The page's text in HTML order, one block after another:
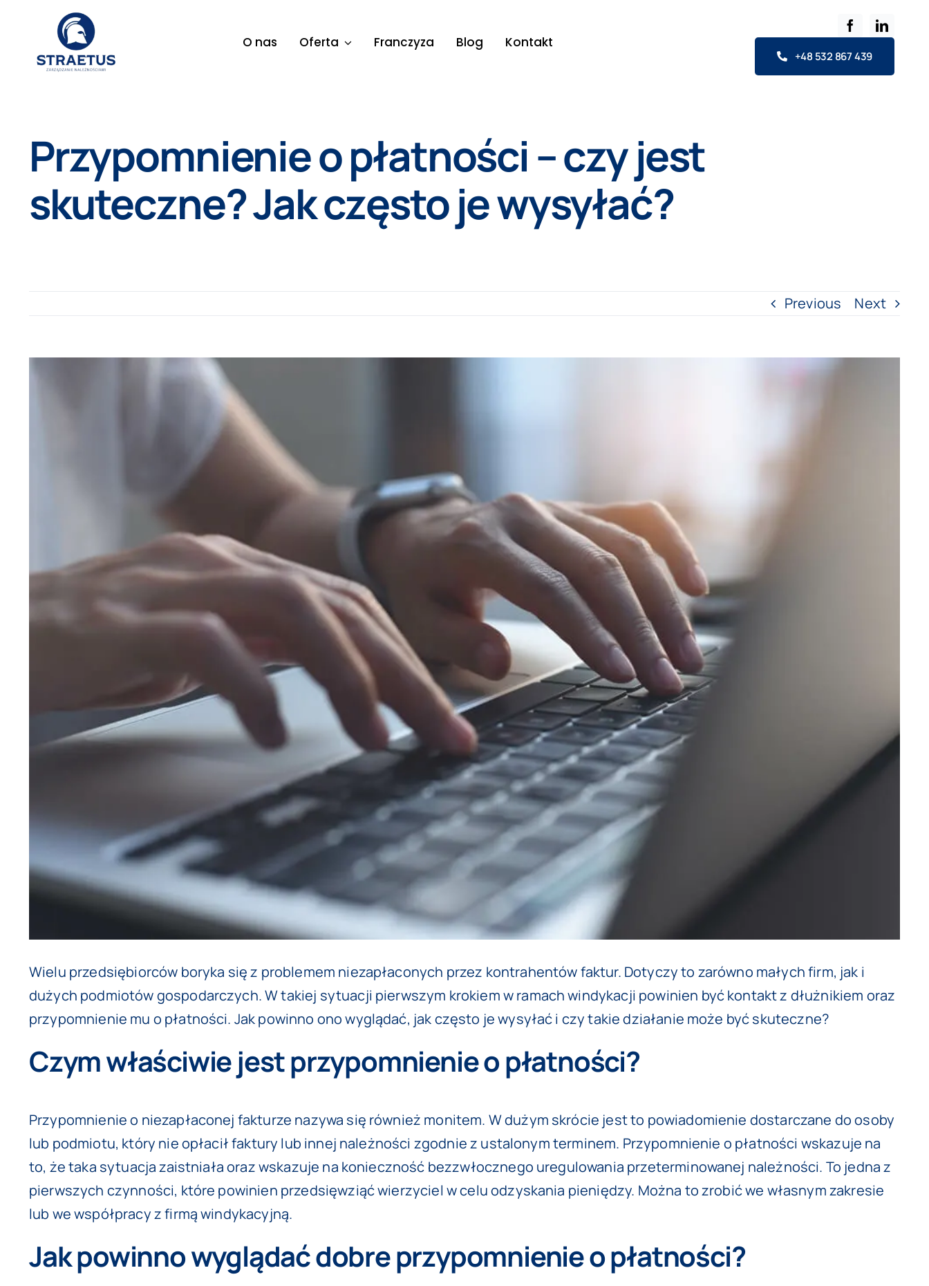
content
O nas Oferta Franczyza Blog Kontakt
+48 532 867 439
Przypomnienie o płatności – czy jest
skuteczne? Jak często je wysyłać?
Previous Next
Wielu przedsiębiorców boryka się z problemem niezapłaconych przez kontrahentów faktur. Dotyczy to zarówno małych firm, jak i
dużych podmiotów gospodarczych. W takiej sytuacji pierwszym krokiem w ramach windykacji powinien być kontakt z dłużnikiem oraz
przypomnienie mu o płatności. Jak powinno ono wyglądać, jak często je wysyłać i czy takie działanie może być skuteczne?
Czym właściwie jest przypomnienie o płatności?
Przypomnienie o niezapłaconej fakturze nazywa się również monitem. W dużym skrócie jest to powiadomienie dostarczane do osoby
lub podmiotu, który nie opłacił faktury lub innej należności zgodnie z ustalonym terminem. Przypomnienie o płatności wskazuje na
to, że taka sytuacja zaistniała oraz wskazuje na konieczność bezzwłocznego uregulowania przeterminowanej należności. To jedna z
pierwszych czynności, które powinien przedsięwziąć wierzyciel w celu odzyskania pieniędzy. Można to zrobić we własnym zakresie
lub we współpracy z firmą windykacyjną.
Jak powinno wyglądać dobre przypomnienie o płatności?